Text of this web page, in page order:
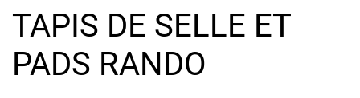
TAPIS DE SELLE ET
PADS RANDO